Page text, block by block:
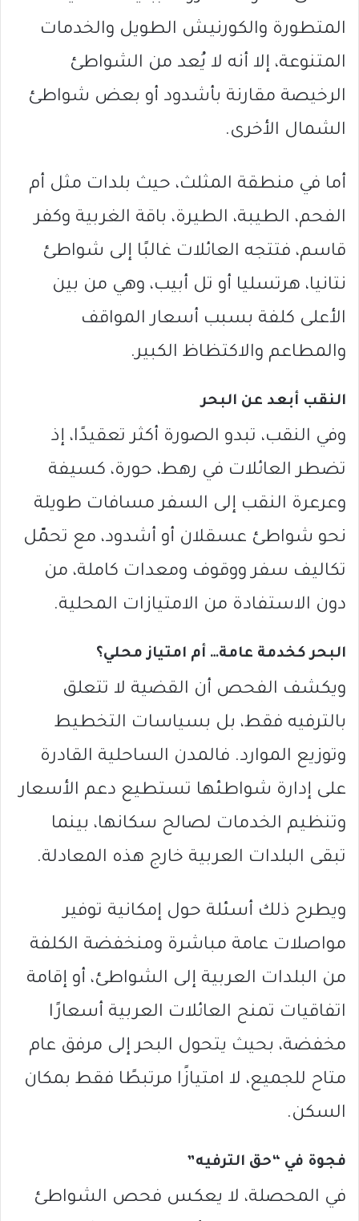
المتطورة والكورنيش الطويل والخدمات
المتنوعة، إلا أنه لا يُعد من الشواطئ
الرخيصة مقارنة بأشدود أو بعض شواطئ
الشمال الأخرى.
أما في منطقة المثلث، حيث بلدات مثل أم
الفحم، الطيبة، الطيرة، باقة الغربية وكفر
قاسم، فتتجه العائلات غالبًا إلى شواطئ
نتانيا، هرتسليا أو تل أبيب، وهي من بين
الأعلى كلفة بسبب أسعار المواقف
والمطاعم والاكتظاظ الكبير.
النقب أبعد عن البحر
وفي النقب، تبدو الصورة أكثر تعقيدًا، إذ
تضطر العائلات في رهط، حورة، كسيفة
وعرعرة النقب إلى السفر مسافات طويلة
نحو شواطئ عسقلان أو أشدود، مع تحمّل
تكاليف سفر ووقوف ومعدات كاملة، من
دون الاستفادة من الامتيازات المحلية.
البحر كخدمة عامة… أم امتياز محلي؟
ويكشف الفحص أن القضية لا تتعلق
بالترفيه فقط، بل بسياسات التخطيط
وتوزيع الموارد. فالمدن الساحلية القادرة
على إدارة شواطئها تستطيع دعم الأسعار
وتنظيم الخدمات لصالح سكانها، بينما
تبقى البلدات العربية خارج هذه المعادلة.
ويطرح ذلك أسئلة حول إمكانية توفير
مواصلات عامة مباشرة ومنخفضة الكلفة
من البلدات العربية إلى الشواطئ، أو إقامة
اتفاقيات تمنح العائلات العربية أسعارًا
مخفضة، بحيث يتحول البحر إلى مرفق عام
متاح للجميع، لا امتيازًا مرتبطًا فقط بمكان
السكن.
فجوة في “حق الترفيه”
في المحصلة، لا يعكس فحص الشواطئ